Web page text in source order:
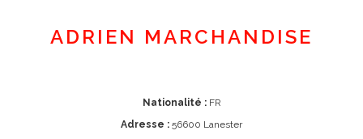
ADRIEN MARCHANDISE
Nationalité :FR
Adresse : 56600 Lanester